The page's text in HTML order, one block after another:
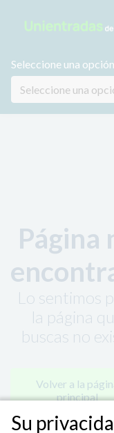
Seleccione una opción
Página
Lo sentimos
la página
buscas no
Volver a la
principal
Su